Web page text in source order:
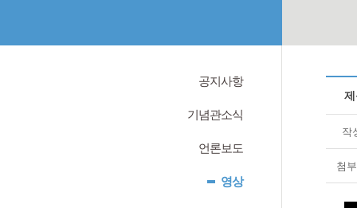
공지사항
기념관소식
언론보도
영상
작
첨